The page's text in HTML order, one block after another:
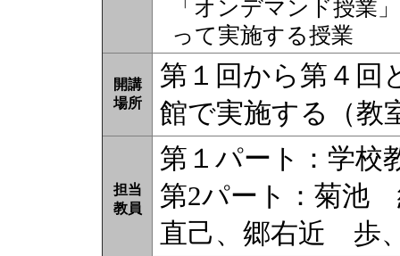
「オンデマンド授業
って実施する授業
開講
場所
第１回から第４回
館で実施する（教
担当
教員
第１パート：学校
第2パート：菊池
直己、郷右近 歩